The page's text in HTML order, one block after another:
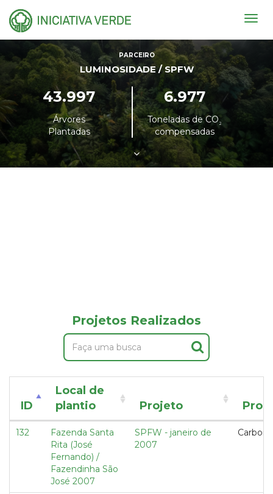
PARCEIRO
LUMINOSIDADE / SPFW
43.997
Árvores
Plantadas
6.977
Toneladas de CO²
compensadas
Projetos Realizados
ID
Local de
plantio
Projeto
132
Fazenda Santa
Rita (José
Fernando) /
Fazendinha São
José 2007
SPFW - janeiro de
2007
Carbon